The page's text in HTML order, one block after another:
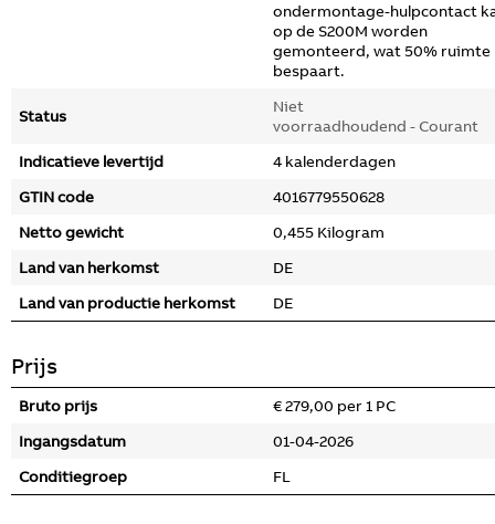
ondermontage-hulpcontact
op de S200M worden
gemonteerd, wat 50% ruimte
bespaart.
Status
Niet
voorraadhoudend - Courant
Indicatieve levertijd
4 kalenderdagen
GTIN code
4016779550628
Netto gewicht
0,455 Kilogram
Land van herkomst
DE
Land van productie herkomst
DE
Prijs
Bruto prijs
€ 279,00 per 1 PC
Ingangsdatum
01-04-2026
Conditiegroep
FL